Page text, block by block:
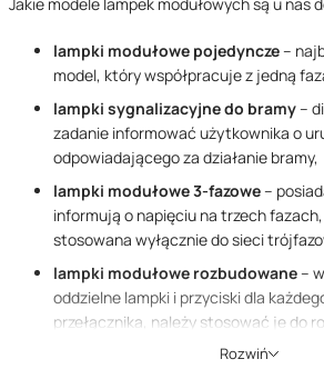
lampki modułowe pojedyncze–
model, który współpracuje z jedną
lampki sygnalizacyjne do bramy–
zadanie informować użytkownika o
odpowiadającego za działanie bramy,
lampki modułowe 3-fazowe–
informują o napięciu na trzech
stosowana wyłącznie do sieci
lampki modułowe rozbudowane–
oddzielne lampki i przyciski dla
przełącznika, należy stosować je do
Rozwiń